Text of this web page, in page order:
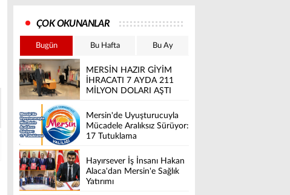
ÇOK OKUNANLAR
Bugün Bu Hafta Bu Ay
MERSİN HAZIR GİYİM
İHRACATI 7 AYDA 211
MİLYON DOLARI AŞTI
Mersin'de Uyuşturucuyla
Mücadele Aralıksız Sürüyor:
17 Tutuklama
Hayırsever İş İnsanı Hakan
Alaca'dan Mersin'e Sağlık
Yatırımı